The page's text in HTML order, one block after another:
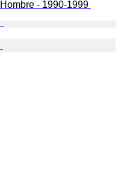
Hombre - 1990-1999